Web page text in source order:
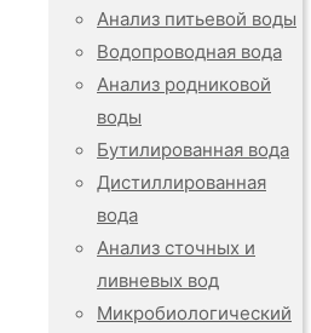
Анализ питьевой воды
Водопроводная вода
Анализ родниковой
воды
Бутилированная вода
Дистиллированная
вода
Анализ сточных и
ливневых вод
Микробиологический